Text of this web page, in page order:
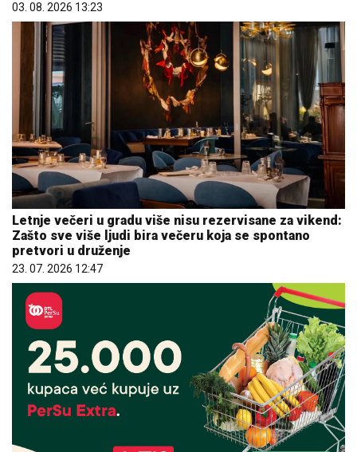
03. 08. 2026 13:23
Letnje večeri u gradu više nisu rezervisane za vikend:
Zašto sve više ljudi bira večeru koja se spontano
pretvori u druženje
23. 07. 2026 12:47